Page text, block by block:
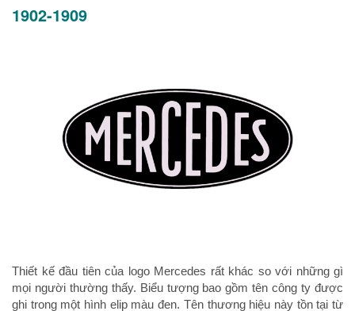
1902-1909
Thiết kế đầu tiên của logo Mercedes rất khác so với những gì
mọi người thường thấy. Biểu tượng bao gồm tên công ty được
ghi trong một hình elip màu đen. Tên thương hiệu này tồn tại từ